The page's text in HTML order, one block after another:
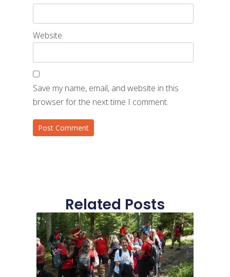
Website
Save my name, email, and website in this
browser for the next time I comment.
Related Posts